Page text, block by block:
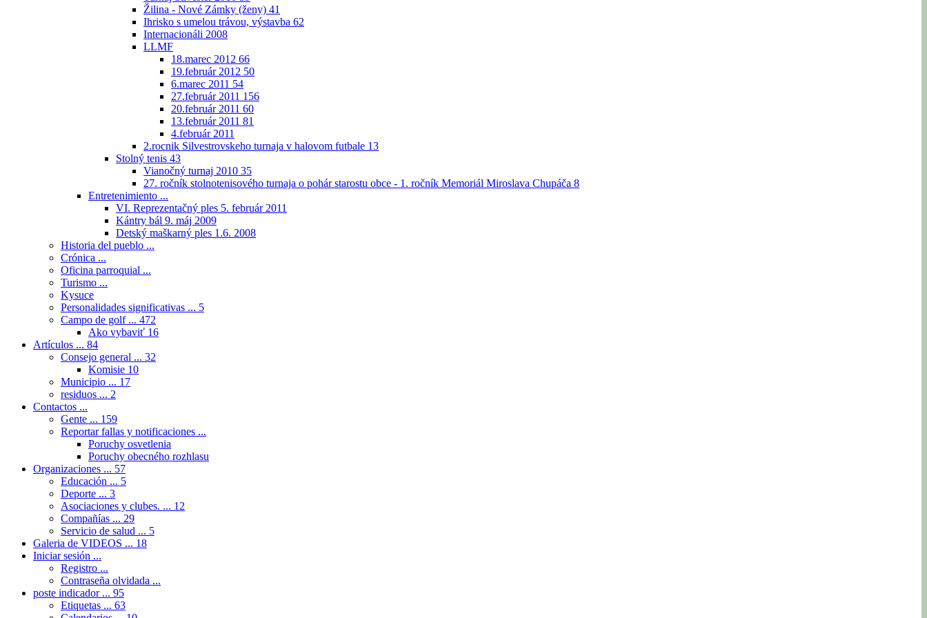
Žilina - Nové Zámky (ženy) 41
Ihrisko s umelou trávou, výstavba 62
Internacionáli 2008
LLMF
18.marec 2012 66
19.február 2012 50
6.marec 2011 54
27.február 2011 156
20.február 2011 60
13.február 2011 81
4.február 2011
2.rocnik Silvestrovskeho turnaja v halovom futbale 13
Stolný tenis 43
Vianočný turnaj 2010 35
27. ročník stolnotenisového turnaja o pohár starostu obce - 1. ročník Memoriál Miroslava Chupáča 8
Entretenimiento ...
VI. Reprezentačný ples 5. február 2011
Kántry bál 9. máj 2009
Detský maškarný ples 1.6. 2008
Historia del pueblo ...
Crónica ...
Oficina parroquial ...
Turismo ...
Kysuce
Personalidades significativas ... 5
Campo de golf ... 472
Ako vybaviť 16
Artículos ... 84
Consejo general ... 32
Komisie 10
Municipio ... 17
residuos ... 2
Contactos ...
Gente ... 159
Reportar fallas y notificaciones ...
Poruchy osvetlenia
Poruchy obecného rozhlasu
Organizaciones ... 57
Educación ... 5
Deporte ... 3
Asociaciones y clubes. ... 12
Compañías ... 29
Servicio de salud ... 5
Galeria de VIDEOS ... 18
Iniciar sesión ...
Registro ...
Contraseña olvidada ...
poste indicador ... 95
Etiquetas ... 63